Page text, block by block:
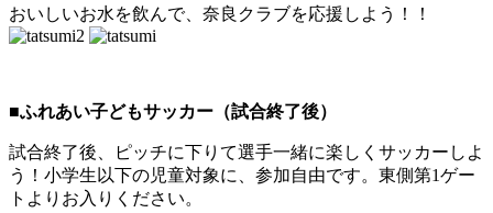
おいしいお水を飲んで、奈良クラブを応援しよう！！
■ふれあい子どもサッカー （試合終了後）
試合終了後、ピッチに下りて選手一緒に楽しくサッカーしよ
う！小学生以下の児童対象に、参加自由です。東側第1ゲー
トよりお入りください。